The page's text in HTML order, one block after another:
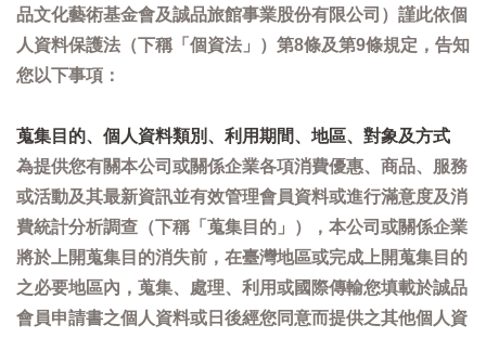
品文化藝術基金會及誠品旅館事業股份有限公司）謹此依個
人資料保護法（下稱「個資法」）第8條及第9條規定，告知
您以下事項：
蒐集目的、個人資料類別、利用期間、地區、對象及方式
為提供您有關本公司或關係企業各項消費優惠、商品、服務
或活動及其最新資訊並有效管理會員資料或進行滿意度及消
費統計分析調查（下稱「蒐集目的」），本公司或關係企業
將於上開蒐集目的消失前，在臺灣地區或完成上開蒐集目的
之必要地區內，蒐集、處理、利用或國際傳輸您填載於誠品
會員申請書之個人資料或日後經您同意而提供之其他個人資